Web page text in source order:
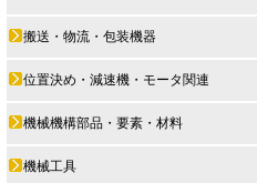
搬送・物流・包装機器
位置決め・減速機・モータ関連
機械機構部品・要素・材料
機械工具